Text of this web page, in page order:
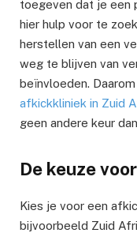
toegeven dat je een
hier hulp voor te
herstellen van een
weg te blijven van
beïnvloeden.
afkickkliniek in Zuid
geen andere keur
De keuze
Kies je voor een
bijvoorbeeld Zuid